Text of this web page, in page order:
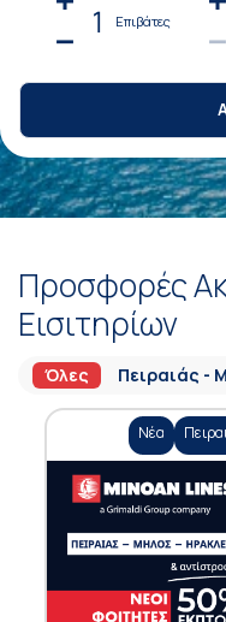
1 Επιβάτες
Προσφορές
Εισιτηρίων
Όλες Πειραιάς -
Νέα